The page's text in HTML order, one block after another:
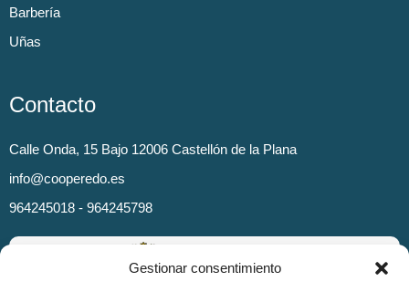
Gestionar consentimiento
Barbería
Uñas
Contacto
Calle Onda, 15 Bajo 12006 Castellón de la Plana
info@cooperedo.es
964245018 - 964245798